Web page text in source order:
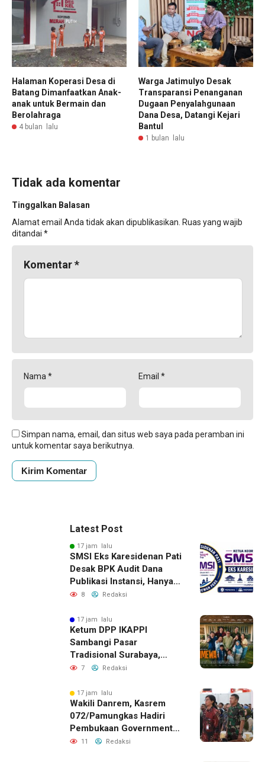
Halaman Koperasi Desa di
Batang Dimanfaatkan Anak-
anak untuk Bermain dan
Berolahraga
4 bulan lalu
Warga Jatimulyo Desak
Transparansi Penanganan
Dugaan Penyalahgunaan
Dana Desa, Datangi Kejari
Bantul
1 bulan lalu
Tidak ada komentar
Tinggalkan Balasan
Alamat email Anda tidak akan dipublikasikan. Ruas yang wajib
ditandai *
Komentar*
Nama * Email *
Simpan nama, email, dan situs web saya pada peramban ini
untuk komentar saya berikutnya.
Latest Post
17 jam lalu
SMSI Eks Karesidenan Pati
Desak BPK Audit Dana
Publikasi Instansi, Hanya
untuk Perusahaan Pers
8 Redaksi
17 jam lalu
Ketum DPP IKAPPI
Sambangi Pasar
Tradisional Surabaya,
Akhiri Agenda dengan
ISTIMEWA
7 Redaksi
17 jam lalu
Wakili Danrem, Kasrem
072/Pamungkas Hadiri
Pembukaan Government
Procurement Forum &
11 Redaksi